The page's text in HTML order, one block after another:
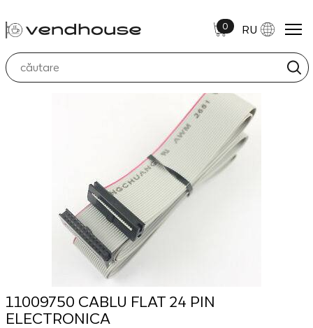
0 RU
11009750 CABLU FLAT 24 PIN
ELECTRONICA